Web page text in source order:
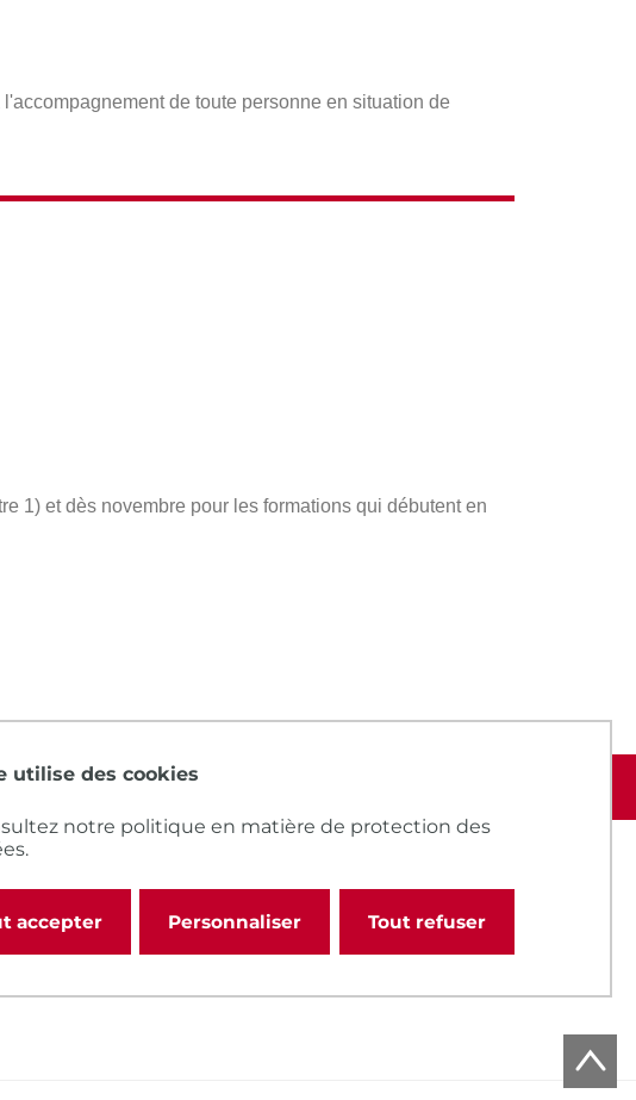
utilise des cookies
notre politique en matière de protection des
accepter Tout refuser
Personnaliser
de toute personne en situation de
1) et dès novembre pour les formations qui débutent en